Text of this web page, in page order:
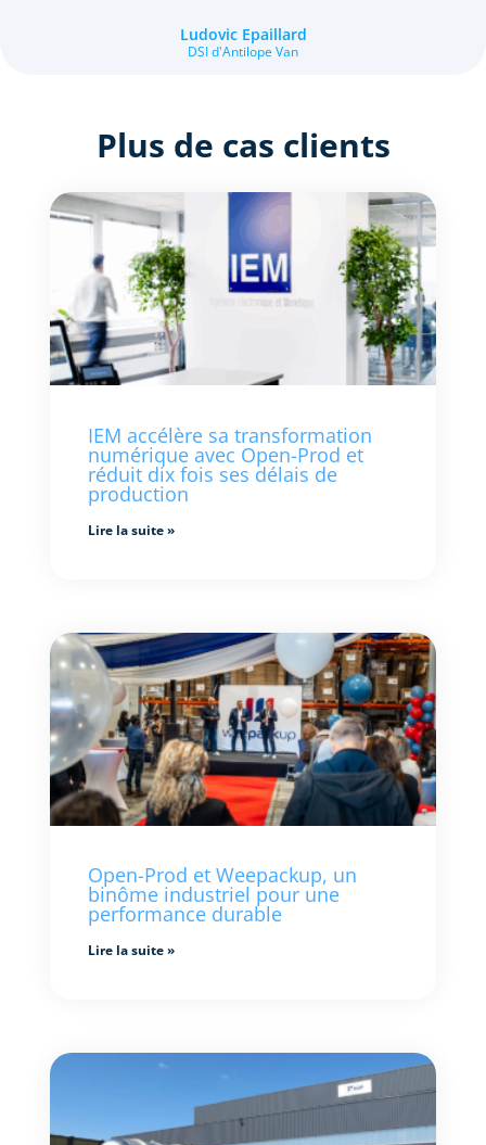
Ludovic Epaillard
DSI d'Antilope Van
Plus de cas clients
IEM accélère sa transformation
numérique avec Open-Prod et
réduit dix fois ses délais de
production
Lire la suite »
Open-Prod et Weepackup, un
binôme industriel pour une
performance durable
Lire la suite »